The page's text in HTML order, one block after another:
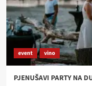
event vino
PJENUŠAVI PARTY NA